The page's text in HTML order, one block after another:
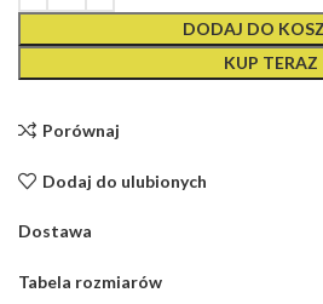
DODAJ DO
KUP TERAZ
Porównaj
Dodaj do ulubionych
Dostawa
Tabela rozmiarów